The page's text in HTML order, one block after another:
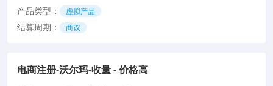
产品类型： 虚拟产品
结算周期： 商议
电商注册-沃尔玛-收量 - 价格高